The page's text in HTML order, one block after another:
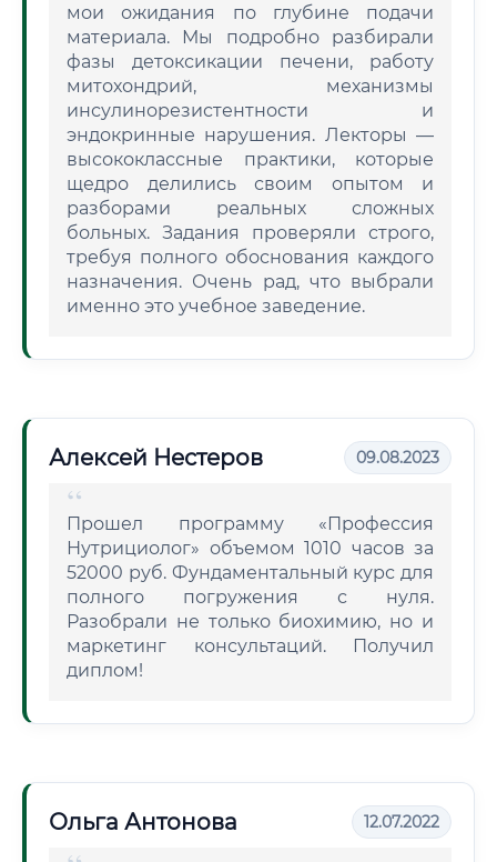
мои ожидания по глубине подачи
материала. Мы подробно разбирали
фазы детоксикации печени, работу
митохондрий, механизмы
инсулинорезистентности и
эндокринные нарушения. Лекторы —
высококлассные практики, которые
щедро делились своим опытом и
разборами реальных сложных
больных. Задания проверяли строго,
требуя полного обоснования каждого
назначения. Очень рад, что выбрали
именно это учебное заведение.
Алексей Нестеров 09.08.2023
Прошел программу «Профессия
Нутрициолог» объемом 1010 часов за
52000 руб. Фундаментальный курс для
полного погружения с нуля.
Разобрали не только биохимию, но и
маркетинг консультаций. Получил
диплом!
Ольга Антонова 12.07.2022